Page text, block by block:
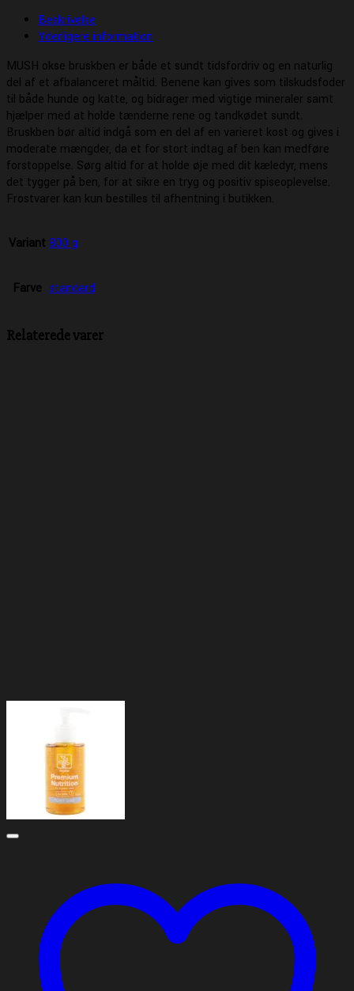
Beskrivelse
Yderligere information
MUSH okse bruskben er både et sundt tidsfordriv og en naturlig
del af et afbalanceret måltid. Benene kan gives som tilskudsfoder
til både hunde og katte, og bidrager med vigtige mineraler samt
hjælper med at holde tænderne rene og tandkødet sundt.
Bruskben bør altid indgå som en del af en varieret kost og gives i
moderate mængder, da et for stort indtag af ben kan medføre
forstoppelse. Sørg altid for at holde øje med dit kæledyr, mens
det tygger på ben, for at sikre en tryg og positiv spiseoplevelse.
Frostvarer kan kun bestilles til afhentning i butikken.
Variant 800 g
Farve standard
Relaterede varer